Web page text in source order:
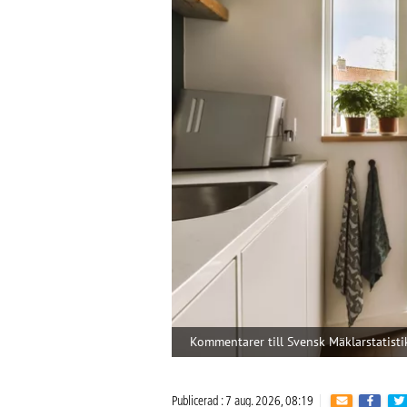
Kommentarer till Svensk
Publicerad : 7 aug. 2026, 08:19